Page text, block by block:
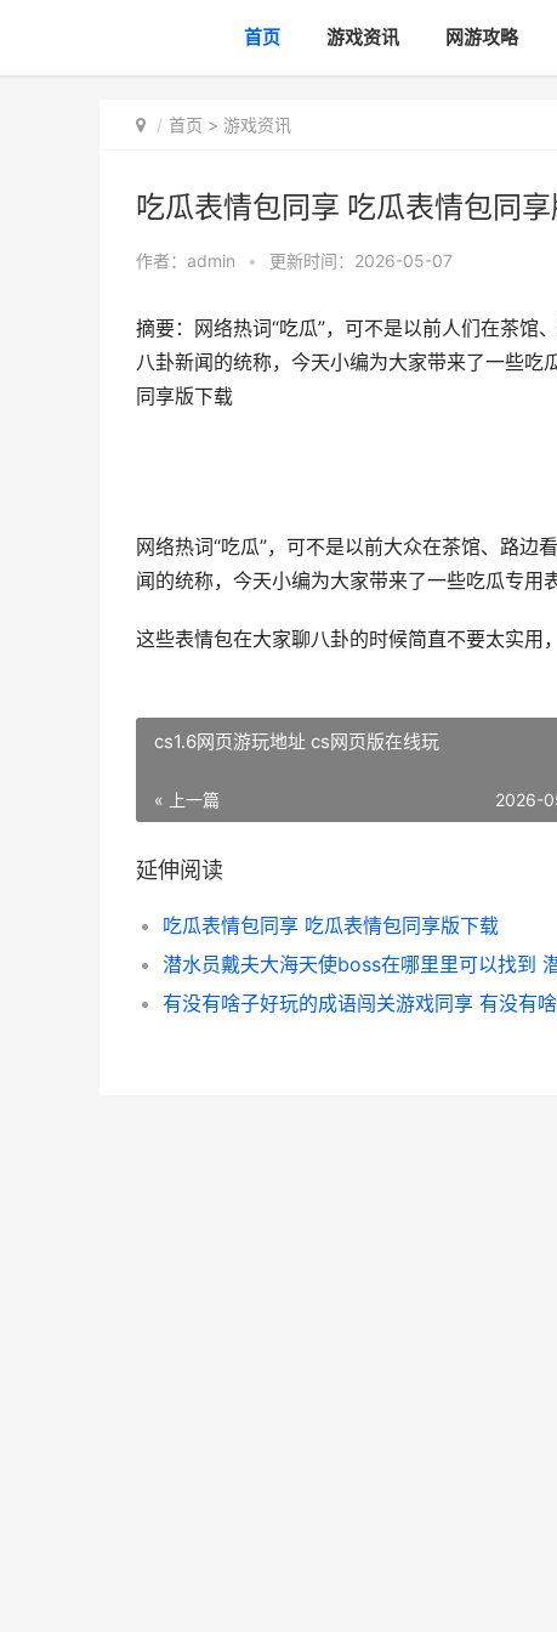
首页 游戏资讯 网游攻略
首页 > 游戏资讯
吃瓜表情包同享 吃瓜表情包同
作者： admin • 更新时间：2026-05-07
摘要：​网络热词“吃瓜”，可不是以前人们在茶馆
八卦新闻的统称，今天小编为大家带来了一些
同享版下载
网络热词“吃瓜”，可不是以前大众在茶馆、路
闻的统称，今天小编为大家带来了一些吃瓜专用
这些表情包在大家聊八卦的时候简直不要太实用
cs1.6网页游玩地址 cs网页版在线玩
« 上一篇 2026-
延伸阅读
吃瓜表情包同享 吃瓜表情包同享版下载